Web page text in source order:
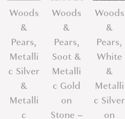
Woods
&
Pears,
Metalli
c Silver
&
Metalli
c
Woods
&
Pears,
Soot &
Metalli
c Gold
on
Stone –
Woods
&
Pears,
White
&
Metalli
c Silver
on